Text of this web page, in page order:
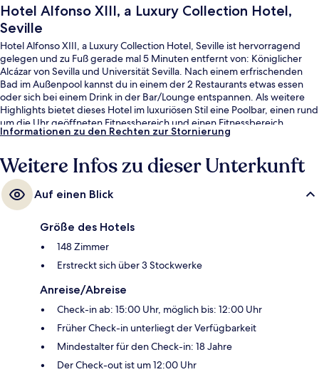
Hotel Alfonso XIII, a Luxury Collection Hotel,
Seville
Hotel Alfonso XIII, a Luxury Collection Hotel, Seville ist hervorragend
gelegen und zu Fuß gerade mal 5 Minuten entfernt von: Königlicher
Alcázar von Sevilla und Universität Sevilla. Nach einem erfrischenden
Bad im Außenpool kannst du in einem der 2 Restaurants etwas essen
oder sich bei einem Drink in der Bar/Lounge entspannen. Als weitere
Highlights bietet dieses Hotel im luxuriösen Stil eine Poolbar, einen rund
um die Uhr geöffneten Fitnessbereich und einen Fitnessbereich.
Anderen Reisenden gefallen das hilfsbereite Personal und die Lage sehr
öffentlichen Verkehrsmitteln entfernt: Bis zur U-Bahn sind es wenige
Schritte (Straßenbahnhaltestelle Puerta Jerez) bzw. 4 Minuten
(Straßenbahnhaltestelle Archivo de Indias).
Informationen zu den Rechten zur Stornierung
Weitere Infos zu dieser Unterkunft
Auf einen Blick
Größe des Hotels
148 Zimmer
Erstreckt sich über 3 Stockwerke
Anreise/Abreise
Check-in ab: 15:00 Uhr, möglich bis: 12:00 Uhr
Früher Check-in unterliegt der Verfügbarkeit
Mindestalter für den Check-in: 18 Jahre
Der Check-out ist um 12:00 Uhr